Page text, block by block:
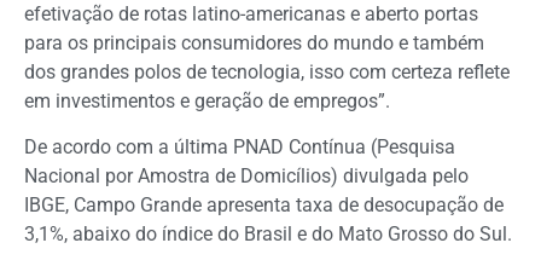
efetivação de rotas latino-americanas e aberto portas
para os principais consumidores do mundo e também
dos grandes polos de tecnologia, isso com certeza reflete
em investimentos e geração de empregos”.
De acordo com a última PNAD Contínua (Pesquisa
Nacional por Amostra de Domicílios) divulgada pelo
IBGE, Campo Grande apresenta taxa de desocupação de
3,1%, abaixo do índice do Brasil e do Mato Grosso do Sul.